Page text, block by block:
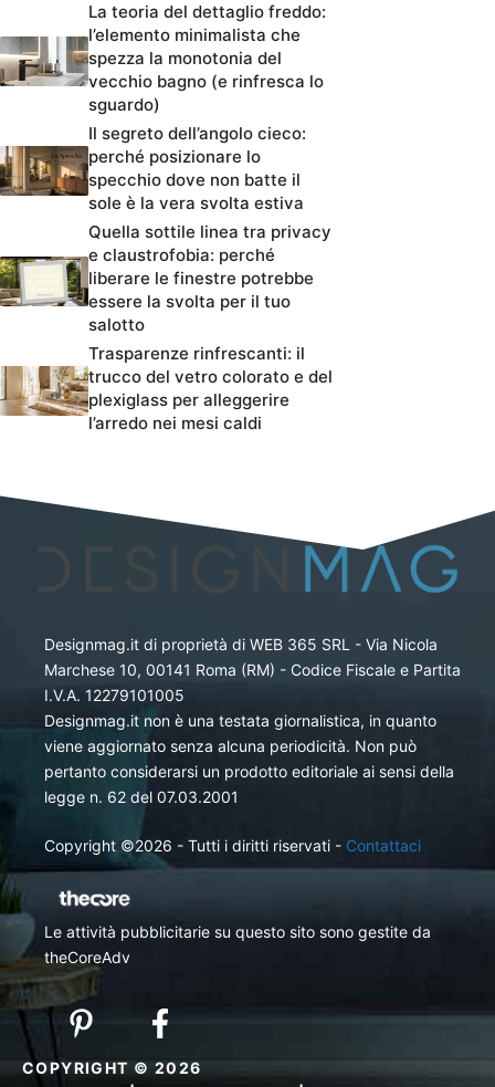
La teoria del dettaglio freddo:
l’elemento minimalista che
spezza la monotonia del
vecchio bagno (e rinfresca lo
sguardo)
Il segreto dell’angolo cieco:
perché posizionare lo
specchio dove non batte il
sole è la vera svolta estiva
Quella sottile linea tra privacy
e claustrofobia: perché
liberare le finestre potrebbe
essere la svolta per il tuo
salotto
Trasparenze rinfrescanti: il
trucco del vetro colorato e del
plexiglass per alleggerire
l’arredo nei mesi caldi
Designmag.it di proprietà di WEB 365 SRL - Via Nicola
Marchese 10, 00141 Roma (RM) - Codice Fiscale e Partita
I.V.A. 12279101005
Designmag.it non è una testata giornalistica, in quanto
viene aggiornato senza alcuna periodicità. Non può
pertanto considerarsi un prodotto editoriale ai sensi della
legge n. 62 del 07.03.2001
Copyright ©2026 - Tutti i diritti riservati - Contattaci
Le attività pubblicitarie su questo sito sono gestite da
theCoreAdv
COPYRIGHT © 2026